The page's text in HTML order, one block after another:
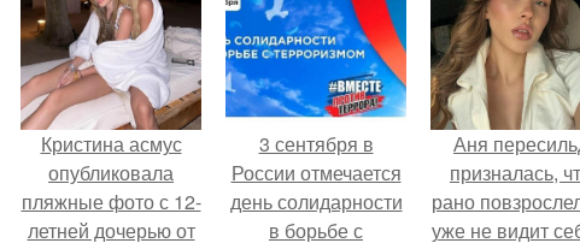
Кристина асмус
опубликовала
пляжные фото с 12-
летней дочерью от
3 сентября в
России отмечается
день солидарности
в борьбе с
Аня
призналась,
рано
уже не видит